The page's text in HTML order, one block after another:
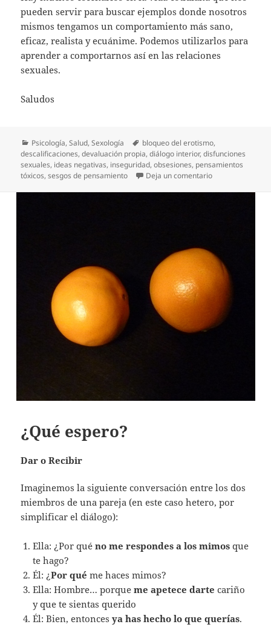
pueden servir para buscar ejemplos donde nosotros
mismos tengamos un comportamiento más sano,
eficaz, realista y ecuánime. Podemos utilizarlos para
aprender a comportarnos así en las relaciones
sexuales.
Saludos
Categorías
Psicología,Salud,Sexología Etiquetas
bloqueo del erotismo,
descalificaciones,devaluación propia,diálogo interior,disfunciones
sexuales, ideas negativas, inseguridad,obsesiones, pensamientos
tóxicos,sesgos de pensamiento Deja un comentarioen Vaciar la
¿Qué espero?
Dar o Recibir
Imaginemos la siguiente conversación entre los dos
miembros de una pareja (en este caso hetero, por
simplificar el diálogo):
Ella: ¿Por quéno me respondes a los mimos que
te hago?
Él: ¿Por qué me haces mimos?
Ella: Hombre… porqueme apetece darte cariño
y que te sientas querido
Él: Bien, entoncesya has hecho lo que querías.